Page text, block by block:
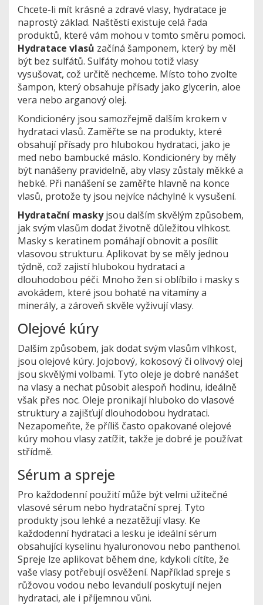
Chcete-li mít krásné a zdravé vlasy, hydratace je
naprostý základ. Naštěstí existuje celá řada
produktů, které vám mohou v tomto směru pomoci.
Hydratace vlasů začíná šamponem, který by měl
být bez sulfátů. Sulfáty mohou totiž vlasy
vysušovat, což určitě nechceme. Místo toho zvolte
šampon, který obsahuje přísady jako glycerin, aloe
vera nebo arganový olej.
Kondicionéry jsou samozřejmě dalším krokem v
hydrataci vlasů. Zaměřte se na produkty, které
obsahují přísady pro hlubokou hydrataci, jako je
med nebo bambucké máslo. Kondicionéry by měly
být nanášeny pravidelně, aby vlasy zůstaly měkké a
hebké. Při nanášení se zaměřte hlavně na konce
vlasů, protože ty jsou nejvíce náchylné k vysušení.
Hydratační maskyjsou dalším skvělým způsobem,
jak svým vlasům dodat životně důležitou vlhkost.
Masky s keratinem pomáhají obnovit a posílit
vlasovou strukturu. Aplikovat by se měly jednou
týdně, což zajistí hlubokou hydrataci a
dlouhodobou péči. Mnoho žen si oblíbilo i masky s
avokádem, které jsou bohaté na vitamíny a
minerály, a zároveň skvěle vyživují vlasy.
Olejové kúry
Dalším způsobem, jak dodat svým vlasům vlhkost,
jsou olejové kúry. Jojobový, kokosový či olivový olej
jsou skvělými volbami. Tyto oleje je dobré nanášet
na vlasy a nechat působit alespoň hodinu, ideálně
však přes noc. Oleje pronikají hluboko do vlasové
struktury a zajišťují dlouhodobou hydrataci.
Nezapomeňte, že příliš často opakované olejové
kúry mohou vlasy zatížit, takže je dobré je používat
střídmě.
Sérum a spreje
Pro každodenní použití může být velmi užitečné
vlasové sérum nebo hydratační sprej. Tyto
produkty jsou lehké a nezatěžují vlasy. Ke
každodenní hydrataci a lesku je ideální sérum
obsahující kyselinu hyaluronovou nebo panthenol.
Spreje lze aplikovat během dne, kdykoli cítíte, že
vaše vlasy potřebují osvěžení. Například spreje s
růžovou vodou nebo levandulí poskytují nejen
hydrataci, ale i příjemnou vůni.